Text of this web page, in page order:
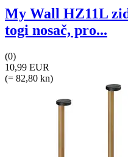
My Wall HZ11L
togi nosač, pro...
(0)
10,99 EUR
(= 82,80 kn)